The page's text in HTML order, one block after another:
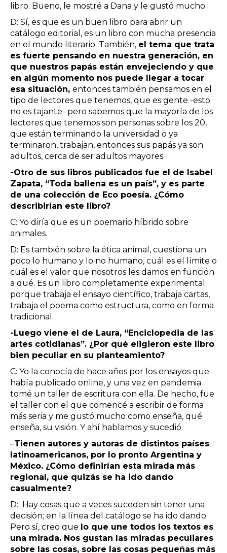
libro. Bueno, le mostré a Dana y le gustó mucho.
D: Sí, es que es un buen libro para abrir un
catálogo editorial, es un libro con mucha presencia
en el mundo literario. También, el tema que trata
es fuerte pensando en nuestra generación, en
que nuestros papás están envejeciendo y que
en algún momento nos puede llegar a tocar
esa situación, entonces también pensamos en el
tipo de lectores que tenemos, que es gente -esto
no es tajante- pero sabemos que la mayoría de los
lectores que tenemos son personas sobre los 20,
que están terminando la universidad o ya
terminaron, trabajan, entonces sus papás ya son
adultos, cerca de ser adultos mayores.
-Otro de sus libros publicados fue el de Isabel
Zapata, “Toda ballena es un país”, y es parte
de una colección de Eco poesía. ¿Cómo
describirían este libro?
C: Yo diría que es un poemario híbrido sobre
animales.
D: Es también sobre la ética animal, cuestiona un
poco lo humano y lo no humano, cuál es el límite o
cuál es el valor que nosotros les damos en función
a qué. Es un libro completamente experimental
porque trabaja el ensayo científico, trabaja cartas,
trabaja el poema como estructura, como en forma
tradicional.
-Luego viene el de Laura, “Enciclopedia de las
artes cotidianas”. ¿Por qué eligieron este libro
bien peculiar en su planteamiento?
C: Yo la conocía de hace años por los ensayos que
había publicado online, y una vez en pandemia
tomé un taller de escritura con ella. De hecho, fue
el taller con el que comencé a escribir de forma
más seria y me gustó mucho como enseña, qué
enseña, su visión. Y ahí hablamos y sucedió.
–Tienen autores y autoras de distintos países
latinoamericanos, por lo pronto Argentina y
México. ¿Cómo definirían esta mirada más
regional, que quizás se ha ido dando
casualmente?
D: Hay cosas que a veces suceden sin tener una
decisión; en la línea del catálogo se ha ido dando.
Pero sí, creo que lo que une todos los textos es
una mirada. Nos gustan las miradas peculiares
sobre las cosas, sobre las cosas pequeñas más